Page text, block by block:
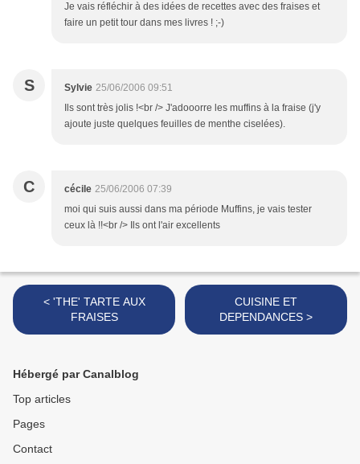
Je vais réfléchir à des idées de recettes avec des fraises et
faire un petit tour dans mes livres ! ;-)
S Sylvie 25/06/2006 09:51
Ils sont très jolis !<br /> J'adooorre les muffins à la fraise (j'y
ajoute juste quelques feuilles de menthe ciselées).
C cécile 25/06/2006 07:39
moi qui suis aussi dans ma période Muffins, je vais tester
ceux là !!<br /> Ils ont l'air excellents
< 'THE' TARTE AUX
FRAISES
CUISINE ET
DEPENDANCES >
Hébergé par Canalblog
Top articles
Pages
Contact